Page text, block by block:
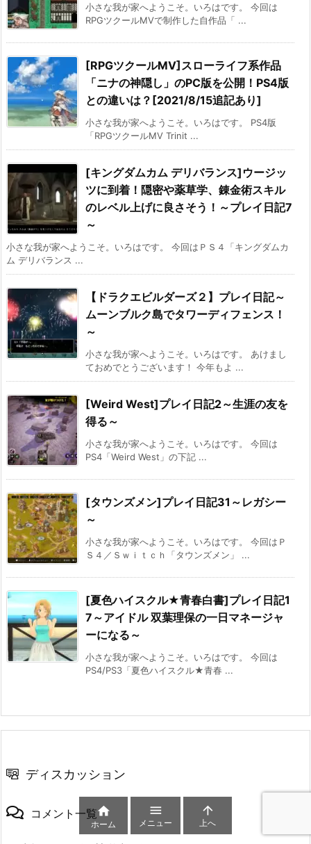
小さな我が家へようこそ。いろはです。 今回は
RPGツクールMVで制作した自作品「 ...
[RPGツクールMV]スローライフ系作品
「ニナの神隠し」のPC版を公開！PS4版
との違いは？[2021/8/15追記あり]
小さな我が家へようこそ。いろはです。 PS4版
「RPGツクールMV Trinit ...
[キングダムカム デリバランス]ウージッ
ツに到着！隠密や薬草学、錬金術スキル
のレベル上げに良さそう！～プレイ日記7
～
小さな我が家へようこそ。いろはです。 今回はＰＳ４「キングダムカ
ム デリバランス ...
【ドラクエビルダーズ２】プレイ日記～
ムーンブルク島でタワーディフェンス！
～
小さな我が家へようこそ。いろはです。 あけまし
ておめでとうございます！ 今年もよ ...
[Weird West]プレイ日記2～生涯の友を
得る～
小さな我が家へようこそ。いろはです。 今回は
PS4「Weird West」の下記 ...
[タウンズメン]プレイ日記31～レガシー
～
小さな我が家へようこそ。いろはです。 今回はＰ
Ｓ４／Ｓｗｉｔｃｈ「タウンズメン」 ...
[夏色ハイスクル★青春白書]プレイ日記1
7～アイドル 双葉理保の一日マネージャ
ーになる～
小さな我が家へようこそ。いろはです。 今回は
PS4/PS3「夏色ハイスクル★青春 ...
ディスカッション
コメント一覧
ホーム

メニュー

上へ